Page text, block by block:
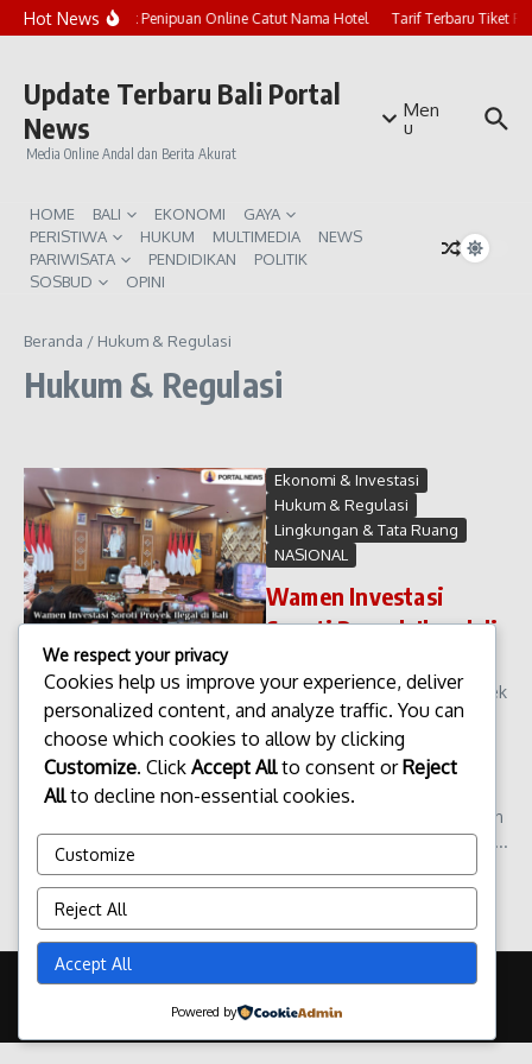
Lewati ke konten
Hot NewsMarak Penipuan Online Catut Nama Hotel Tarif Terbaru Tiket
Update Terbaru Bali Portal
News
Media Online Andal dan Berita Akurat
Men
u
HOME BALI EKONOMI
GAYA
PERISTIWA
HUKUM MULTIMEDIA
NEWS
PARIWISATA
PENDIDIKAN
POLITIK
SOSBUD
OPINI
Beranda / Hukum & Regulasi
Hukum & Regulasi
Ekonomi & Investasi
Hukum & Regulasi
Lingkungan & Tata Ruang
NASIONAL
Wamen Investasi
Soroti Proyek Ilegal di
Wamen Investasi Soroti Proyek
Ilegal di Bali. Wakil Menteri
Investasi menyoroti maraknya
proyek pembangunan ilegal
yang masih di temukan di
sejumlah wilayah Bali. Sorotan
ini muncul seiring meningkatn...
admin Januari 29, 2026
Copyright © 2026 Update Terbaru Bali Portal News | Powered by
Majalah Berita X
We respect your privacy
Cookies help us improve your experience, deliver
personalized content, and analyze traffic. You can
choose which cookies to allow by clicking
Customize. Click Accept Allto consent orReject
Allto decline non-essential cookies.
Customize
Reject All
Accept All
Powered by